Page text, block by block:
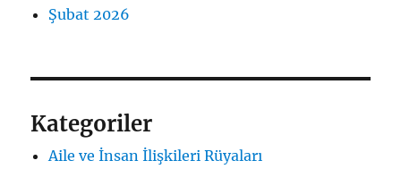
Şubat 2026
Kategoriler
Aile ve İnsan İlişkileri Rüyaları